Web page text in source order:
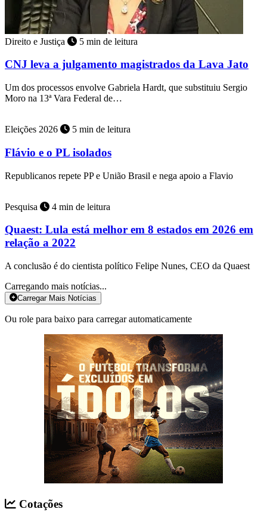
Direito e Justiça 5 min de leitura
CNJ leva a julgamento magistrados da Lava Jato
Um dos processos envolve Gabriela Hardt, que substituiu Sergio
Moro na 13ª Vara Federal de…
Eleições 2026 5 min de leitura
Flávio e o PL isolados
Republicanos repete PP e União Brasil e nega apoio a Flavio
Pesquisa 4 min de leitura
Quaest: Lula está melhor em 8 estados em 2026 em
relação a 2022
A conclusão é do cientista político Felipe Nunes, CEO da Quaest
Carregando mais notícias...
Carregar Mais Notícias
Ou role para baixo para carregar automaticamente
Cotações